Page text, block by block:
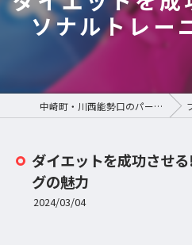
ソナルトレー
中崎町・川西能勢口のパーソナルジムなら | BTフィットネス ブ
ダイエットを成功させ
グの魅力
2024/03/04